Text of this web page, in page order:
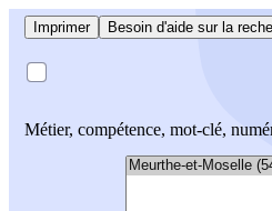
Imprimer Besoin d'aide sur la
Métier, compétence, mot-clé,